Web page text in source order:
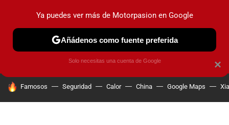
PRUEBAS COCHES ELÉCTRICOS OBSERVATORIO
HOY SE HABLA DE
Famosos Seguridad Calor China Google Maps
×
Ya puedes ver más de Motorpasion en Google
Añádenos como fuente preferida
Solo necesitas una cuenta de Google